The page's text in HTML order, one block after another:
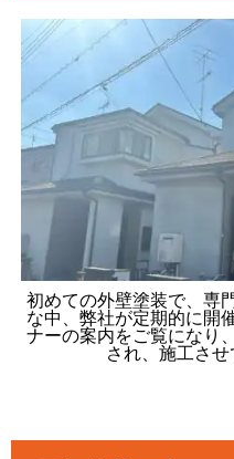
初めての外壁塗装で、専
な中、弊社が定期的に開
ナーの案内をご覧になり
され、施工させ